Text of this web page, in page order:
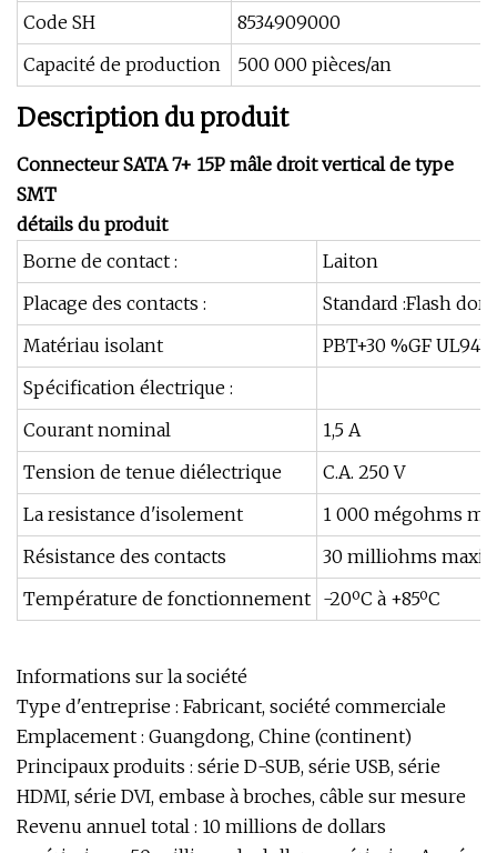
Code SH
8534909000
Capacité de production
500 000 pièces/an
Description du produit
Connecteur SATA 7+ 15P mâle droit vertical de type
SMT
détails du produit
Borne de contact :
Laiton
Placage des contacts :
Standard :Flash
Matériau isolant
PBT+30 %GF
Spécification électrique :
Courant nominal
1,5 A
Tension de tenue diélectrique
C.A. 250 V
La resistance d'isolement
1 000 mégohms
Résistance des contacts
30 milliohms
Température de fonctionnement -20ºC à +85ºC
Informations sur la société
Type d'entreprise : Fabricant, société commerciale
Emplacement : Guangdong, Chine (continent)
Principaux produits : série D-SUB, série USB, série
HDMI, série DVI, embase à broches, câble sur mesure
Revenu annuel total : 10 millions de dollars